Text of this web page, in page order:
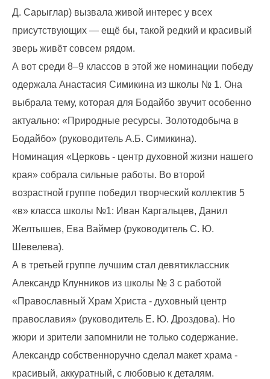
Д. Сарыглар) вызвала живой интерес у всех
присутствующих — ещё бы, такой редкий и красивый
зверь живёт совсем рядом.
А вот среди 8–9 классов в этой же номинации победу
одержала Анастасия Симикина из школы № 1. Она
выбрала тему, которая для Бодайбо звучит особенно
актуально: «Природные ресурсы. Золотодобыча в
Бодайбо» (руководитель А.Б. Симикина).
Номинация «Церковь - центр духовной жизни нашего
края» собрала сильные работы. Во второй
возрастной группе победил творческий коллектив 5
«в» класса школы №1: Иван Каргальцев, Данил
Желтышев, Ева Ваймер (руководитель С. Ю.
Шевелева).
А в третьей группе лучшим стал девятиклассник
Александр Клунников из школы № 3 с работой
«Православный Храм Христа - духовный центр
православия» (руководитель Е. Ю. Дроздова). Но
жюри и зрители запомнили не только содержание.
Александр собственноручно сделал макет храма -
красивый, аккуратный, с любовью к деталям.